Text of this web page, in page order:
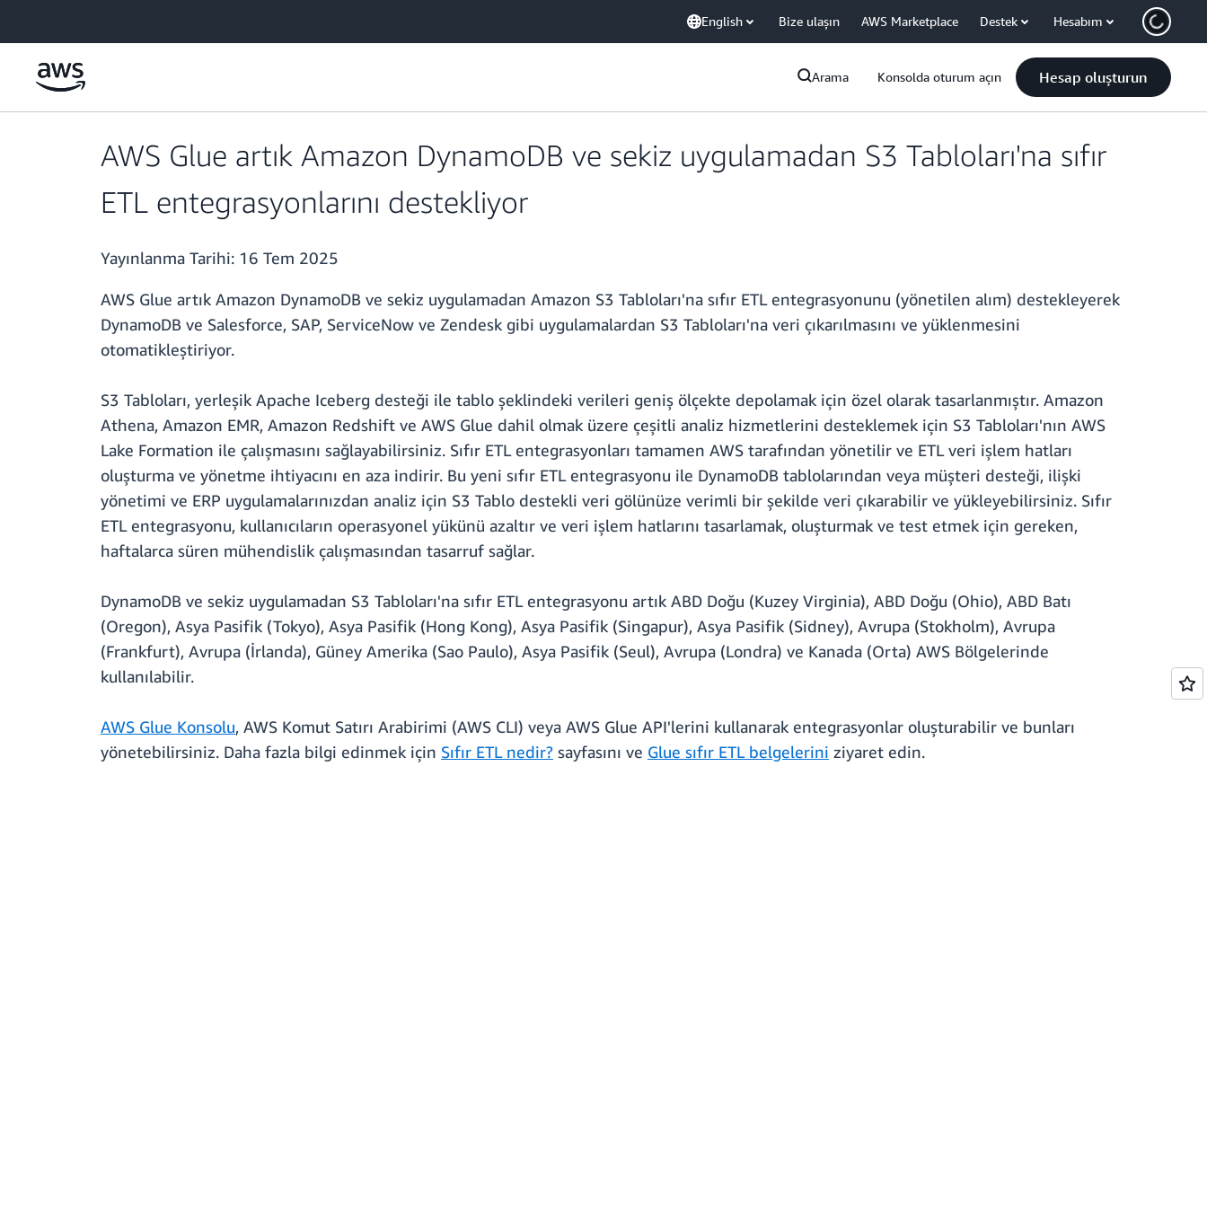
English Bize ulaşın AWS Marketplace Destek Hesabım
Arama Konsolda oturum açın Hesap oluşturun
AWS Glue artık Amazon DynamoDB ve sekiz uygulamadan S3 Tabloları'na sıfır
ETL entegrasyonlarını destekliyor
Yayınlanma Tarihi: 16 Tem 2025
AWS Glue artık Amazon DynamoDB ve sekiz uygulamadan Amazon S3 Tabloları'na sıfır ETL entegrasyonunu (yönetilen alım) destekleyerek
DynamoDB ve Salesforce, SAP, ServiceNow ve Zendesk gibi uygulamalardan S3 Tabloları'na veri çıkarılmasını ve yüklenmesini
otomatikleştiriyor.
S3 Tabloları, yerleşik Apache Iceberg desteği ile tablo şeklindeki verileri geniş ölçekte depolamak için özel olarak tasarlanmıştır. Amazon
Athena, Amazon EMR, Amazon Redshift ve AWS Glue dahil olmak üzere çeşitli analiz hizmetlerini desteklemek için S3 Tabloları'nın AWS
Lake Formation ile çalışmasını sağlayabilirsiniz. Sıfır ETL entegrasyonları tamamen AWS tarafından yönetilir ve ETL veri işlem hatları
oluşturma ve yönetme ihtiyacını en aza indirir. Bu yeni sıfır ETL entegrasyonu ile DynamoDB tablolarından veya müşteri desteği, ilişki
yönetimi ve ERP uygulamalarınızdan analiz için S3 Tablo destekli veri gölünüze verimli bir şekilde veri çıkarabilir ve yükleyebilirsiniz. Sıfır
ETL entegrasyonu, kullanıcıların operasyonel yükünü azaltır ve veri işlem hatlarını tasarlamak, oluşturmak ve test etmek için gereken,
haftalarca süren mühendislik çalışmasından tasarruf sağlar.
DynamoDB ve sekiz uygulamadan S3 Tabloları'na sıfır ETL entegrasyonu artık ABD Doğu (Kuzey Virginia), ABD Doğu (Ohio), ABD Batı
(Oregon), Asya Pasifik (Tokyo), Asya Pasifik (Hong Kong), Asya Pasifik (Singapur), Asya Pasifik (Sidney), Avrupa (Stokholm), Avrupa
(Frankfurt), Avrupa (İrlanda), Güney Amerika (Sao Paulo), Asya Pasifik (Seul), Avrupa (Londra) ve Kanada (Orta) AWS Bölgelerinde
kullanılabilir.
AWS Glue Konsolu, AWS Komut Satırı Arabirimi (AWS CLI) veya AWS Glue API'lerini kullanarak entegrasyonlar oluşturabilir ve bunları
yönetebilirsiniz. Daha fazla bilgi edinmek için Sıfır ETL nedir? sayfasını ve Glue sıfır ETL belgelerini ziyaret edin.